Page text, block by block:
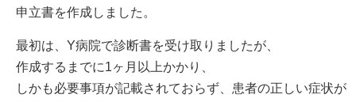
申立書を作成しました。
最初は、Y病院で診断書を受け取りましたが、
作成するまでに1ヶ月以上かかり、
しかも必要事項が記載されておらず、患者の正しい症状が